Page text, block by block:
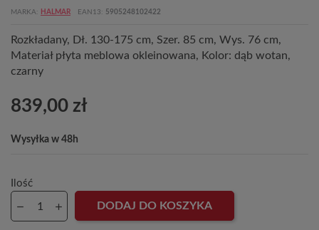
MARKA HALMAR EAN13 5905248102422
Rozkładany, Dł. 130-175 cm, Szer. 85 cm, Wys. 76 cm,
Materiał płyta meblowa okleinowana, Kolor: dąb wotan,
czarny
839,00 zł
Wysyłka w 48h
Ilość
DODAJ DO KOSZYKA